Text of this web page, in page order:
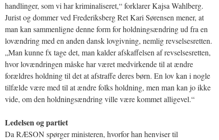
handlinger, som vi har kriminaliseret,“ forklarer Kajsa Wahlberg.
Jurist og dommer ved Frederiksberg Ret Kari Sørensen mener, at
man kan sammenligne denne form for holdningsændring ud fra en
lovændring med en anden dansk lovgivning, nemlig revselsesretten.
„Man kunne fx tage det, man kalder afskaffelsen af revselsesretten,
hvor lovændringen måske har været medvirkende til at ændre
forældres holdning til det at afstraffe deres børn. En lov kan i nogle
tilfælde være med til at ændre folks holdning, men man kan jo ikke
vide, om den holdningsændring ville være kommet alligevel.“
Ledelsen og partiet
Da RÆSON spørger ministeren, hvorfor han henviser til